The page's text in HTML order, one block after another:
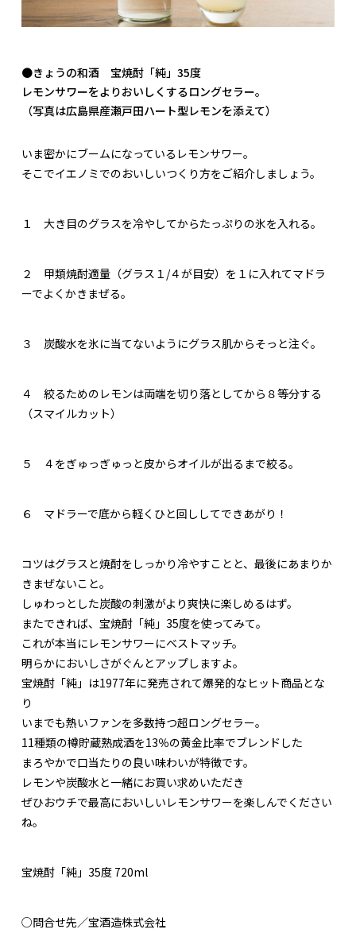
●きょうの和酒 宝焼酎「純」35度
レモンサワーをよりおいしくするロングセラー。
（写真は広島県産瀬戸田ハート型レモンを添えて）
いま密かにブームになっているレモンサワー。
そこでイエノミでのおいしいつくり方をご紹介しましょう。
１ 大き目のグラスを冷やしてからたっぷりの氷を入れる。
２
甲類焼酎適量（グラス１/４が目安）を１に入れてマドラ
ーでよくかきまぜる。
３ 炭酸水を氷に当てないようにグラス肌からそっと注ぐ。
４
絞るためのレモンは両端を切り落としてから８等分する
（スマイルカット）
５ ４をぎゅっぎゅっと皮からオイルが出るまで絞る。
６ マドラーで底から軽くひと回ししてできあがり！
コツはグラスと焼酎をしっかり冷やすことと、最後にあまりか
きまぜないこと。
しゅわっとした炭酸の刺激がより爽快に楽しめるはず。
またできれば、宝焼酎「純」35度を使ってみて。
これが本当にレモンサワーにベストマッチ。
明らかにおいしさがぐんとアップしますよ。
宝焼酎「純」は1977年に発売されて爆発的なヒット商品とな
り
いまでも熱いファンを多数持つ超ロングセラー。
11種類の樽貯蔵熟成酒を13％の黄金比率でブレンドした
まろやかで口当たりの良い味わいが特徴です。
レモンや炭酸水と一緒にお買い求めいただき
ぜひおウチで最高においしいレモンサワーを楽しんでください
ね。
宝焼酎「純」35度 720ml
○問合せ先／宝酒造株式会社